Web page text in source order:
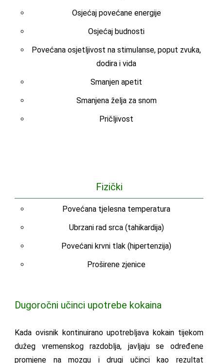
Osjećaj povećane energije
Osjećaj budnosti
Povećana osjetljivost na stimulanse, poput zvuka,
dodira i vida
Smanjen apetit
Smanjena želja za snom
Pričljivost
Fizički
Povećana tjelesna temperatura
Ubrzani rad srca (tahikardija)
Povećani krvni tlak (hipertenzija)
Proširene zjenice
Dugoročni učinci upotrebe kokaina
Kada ovisnik kontinuirano upotrebljava kokain tijekom
dužeg vremenskog razdoblja, javljaju se određene
promjene na mozgu i drugi učinci kao rezultat